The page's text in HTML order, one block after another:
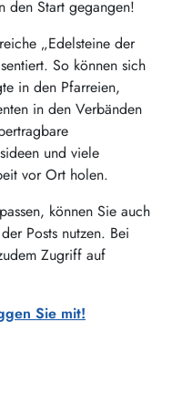
den Start gegangen!
„Edelsteine der
So können sich
in den Pfarreien,
in den Verbänden
und viele
vor Ort holen.
können Sie auch
Posts nutzen. Bei
Zugriff auf
Sie mit!